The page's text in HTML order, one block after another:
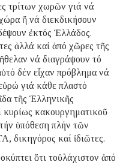
τρίτων χωρῶν γιά νά
ἤ νά διεκδικήσουν
ἐκτός Ἑλλάδος.
ἀλλά καί ἀπό χῶρες τῆς
νά διαγράψουν τό
δέν εἶχαν πρόβλημα νά
γιά κάθε πλαστό
τῆς Ἑλληνικῆς
κυρίως κακουργηματικοῦ
ὑπόθεση πλήν τῶν
δικηγόρος καί ἰδιῶτες.
ὅτι τοὐλάχιστον ἀπό